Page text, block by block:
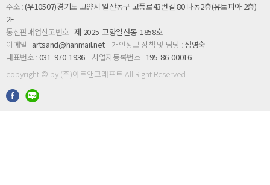
주소 :(우10507)경기도 고양시 일산동구 고풍로43번길 80 나동2층(유토피아 2층)
2F
통신판매업신고번호 :제 2025-고양일산동-1858호
이메일 : artsand@hanmail.net 개인정보 정책 및 담당 : 정영숙
대표번호 : 031-970-1936 사업자등록번호 : 195-86-00016
copyright © by (주)아트앤크래프트 All Right Reserved